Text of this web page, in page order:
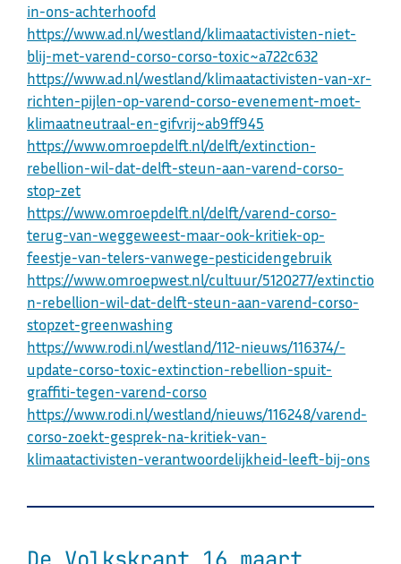
in-ons-achterhoofd
https://www.ad.nl/westland/klimaatactivisten-niet-
blij-met-varend-corso-corso-toxic~a722c632
https://www.ad.nl/westland/klimaatactivisten-van-xr-
richten-pijlen-op-varend-corso-evenement-moet-
klimaatneutraal-en-gifvrij~ab9ff945
https://www.omroepdelft.nl/delft/extinction-
rebellion-wil-dat-delft-steun-aan-varend-corso-
stop-zet
https://www.omroepdelft.nl/delft/varend-corso-
terug-van-weggeweest-maar-ook-kritiek-op-
feestje-van-telers-vanwege-pesticidengebruik
https://www.omroepwest.nl/cultuur/5120277/extinctio
n-rebellion-wil-dat-delft-steun-aan-varend-corso-
stopzet-greenwashing
https://www.rodi.nl/westland/112-nieuws/116374/-
update-corso-toxic-extinction-rebellion-spuit-
graffiti-tegen-varend-corso
https://www.rodi.nl/westland/nieuws/116248/varend-
corso-zoekt-gesprek-na-kritiek-van-
klimaatactivisten-verantwoordelijkheid-leeft-bij-ons